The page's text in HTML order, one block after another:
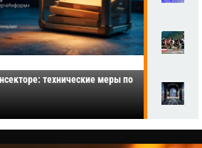
технические меры по